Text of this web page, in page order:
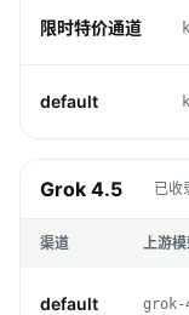
限时特价通道
default
Grok 4.5 已收
渠道 上游
default grok-